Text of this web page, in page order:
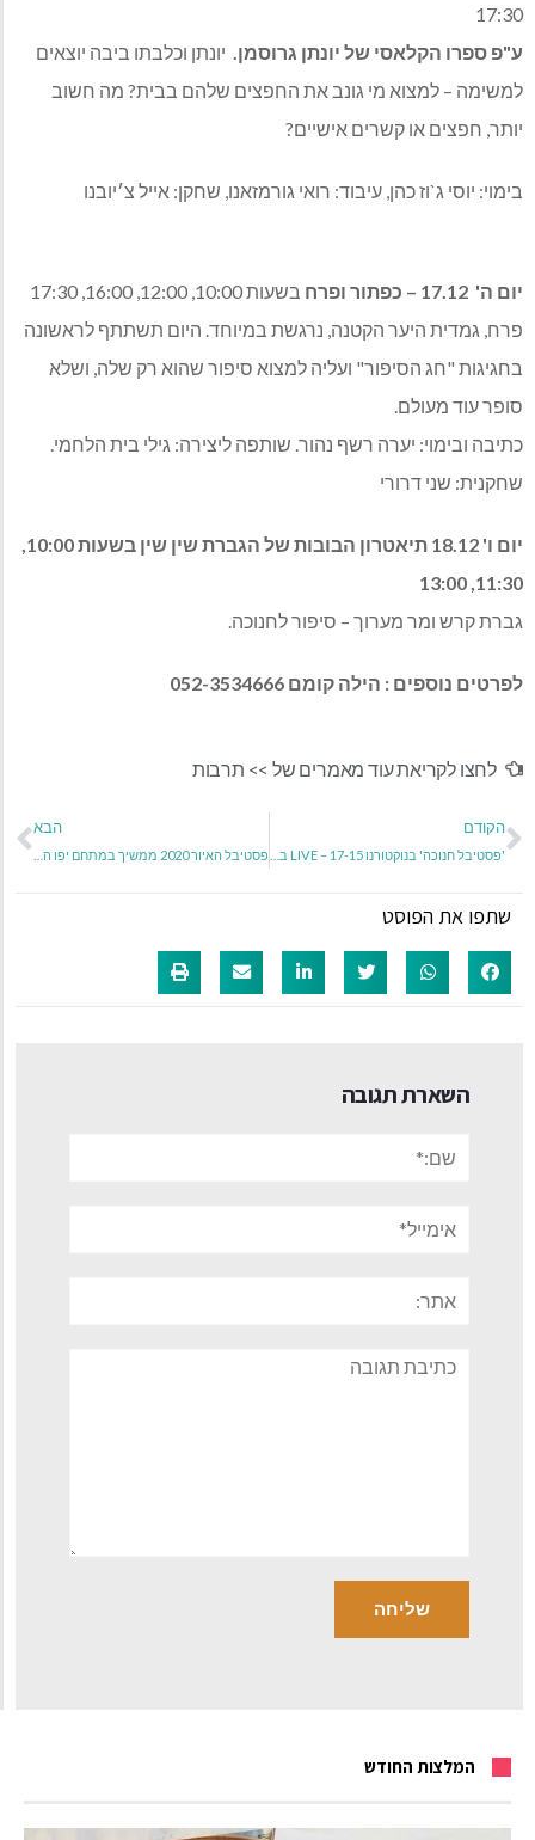
17:30
ע"פ ספרו הקלאסי של יונתן גרוסמן. יונתן וכלבתו ביבה יוצאים
למשימה – למצוא מי גונב את החפצים שלהם בבית? מה חשוב
יותר, חפצים או קשרים אישיים?
בימוי: יוסי ג`וז כהן, עיבוד: רואי גורמזאנו, שחקן: אייל צ׳יובנו
יום ה' 17.12 – כפתור ופרח
בשעות 10:00, 12:00, 16:00, 17:30
פרח, גמדית היער הקטנה, נרגשת במיוחד. היום תשתתף לראשונה
בחגיגות "חג הסיפור" ועליה למצוא סיפור שהוא רק שלה, ושלא
סופר עוד מעולם.
כתיבה ובימוי: יערה רשף נהור. שותפה ליצירה: גילי בית הלחמי.
שחקנית: שני דרורי
יום ו' 18.12 תיאטרון הבובות של הגברת שין שין בשעות 10:00,
11:30, 13:00
גברת קרש ומר מערוך – סיפור לחנוכה.
לפרטים נוספים : הילה קומם 052-3534666
לחצו לקריאת עוד מאמרים של >> תרבות
הקודם הבא
שתפו את הפוסט
השארת תגובה
תגובה
המלצות החודש